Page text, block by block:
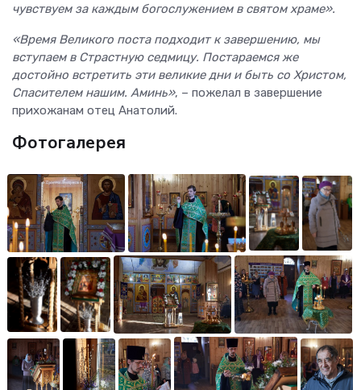
чувствуем за каждым богослужением в святом храме».
«Время Великого поста подходит к завершению, мы
вступаем в Страстную седмицу. Постараемся же
достойно встретить эти великие дни и быть со Христом,
Спасителем нашим. Аминь», – пожелал в завершение
прихожанам отец Анатолий.
Фотогалерея